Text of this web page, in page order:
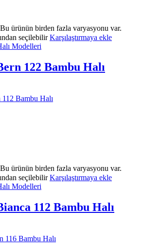
Bu ürünün birden fazla varyasyonu var.
seçilebilirKarşılaştırmaya ekle
Modelleri
122 Bambu Halı
Bu ürünün birden fazla varyasyonu var.
seçilebilirKarşılaştırmaya ekle
Modelleri
112 Bambu Halı